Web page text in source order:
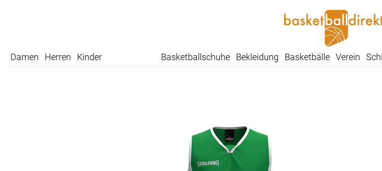
Damen Herren Kinder Basketballschuhe Bekleidung Basketbälle Verein